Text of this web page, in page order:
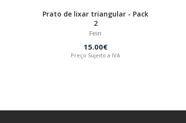
Prato de lixar triangular - Pack
2
Fein
15.00€
Preço Sujeito a IVA